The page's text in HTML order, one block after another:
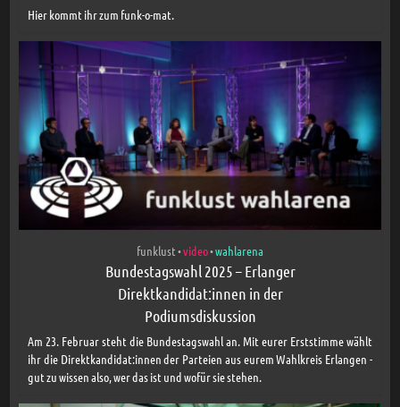
Hier kommt ihr zum funk-o-mat.
funklust•video•wahlarena
Bundestagswahl 2025 – Erlanger
Direktkandidat:innen in der
Podiumsdiskussion
Am 23. Februar steht die Bundestagswahl an. Mit eurer Erststimme wählt
ihr die Direktkandidat:innen der Parteien aus eurem Wahlkreis Erlangen -
gut zu wissen also, wer das ist und wofür sie stehen.